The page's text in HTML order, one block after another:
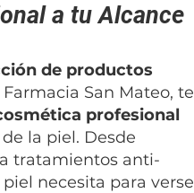
a tu Alcance
de productos
Farmacia San Mateo, te
profesional
la piel. Desde
tratamientos anti-
necesita para verse